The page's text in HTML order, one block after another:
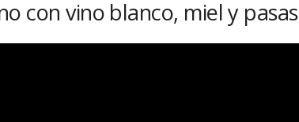
con vino blanco, miel y pasas